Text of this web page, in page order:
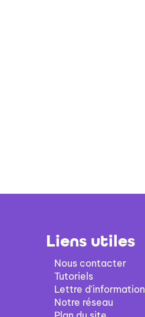
Liens utiles
Nous contacter
Tutoriels
Lettre d'information
Notre réseau